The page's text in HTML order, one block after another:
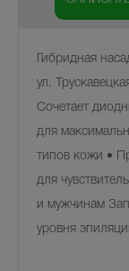
Гибридная
ул.
Сочетает
для
типов кожи •
для
и мужчинам
уровня